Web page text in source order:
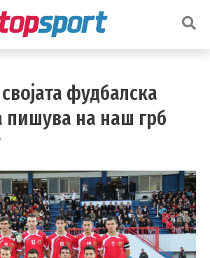
фудбалска
пишува на наш грб